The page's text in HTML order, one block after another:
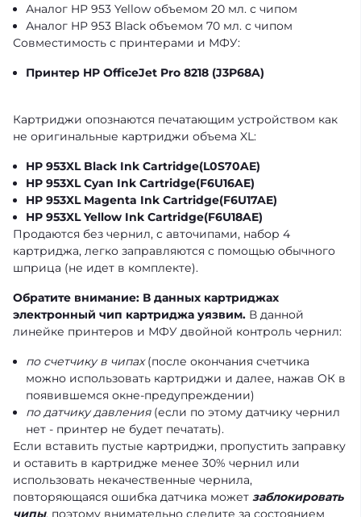
Аналог HP 953 Yellow объемом 20 мл. с чипом
Аналог HP 953 Black объемом 70 мл. с чипом
Совместимость с принтерами и МФУ:
Принтер HP OfficeJet Pro 8218 (J3P68A)
Картриджи опознаются печатающим устройством как
не оригинальные картриджи объема XL:
HP 953XL Black Ink Cartridge(L0S70AE)
HP 953XL Cyan Ink Cartridge(F6U16AE)
HP 953XL Magenta Ink Cartridge(F6U17AE)
HP 953XL Yellow Ink Cartridge(F6U18AE)
Продаются без чернил, с авточипами, набор 4
картриджа, легко заправляются с помощью обычного
шприца (не идет в комплекте).
Обратите внимание: В данных картриджах
электронный чип картриджа уязвим. В данной
линейке принтеров и МФУ двойной контроль чернил:
по счетчику в чипах(после окончания счетчика
можно использовать картриджи и далее, нажав ОК в
появившемся окне-предупреждении)
по датчику давления(если по этому датчику чернил
нет - принтер не будет печатать).
Если вставить пустые картриджи, пропустить заправку
и оставить в картридже менее 30% чернил или
использовать некачественные чернила,
повторяющаяся ошибка датчика может заблокировать
чипы, поэтому внимательно следите за состоянием